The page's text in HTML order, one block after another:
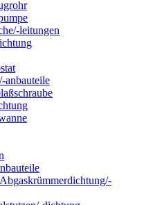
leitungen
anbauteile